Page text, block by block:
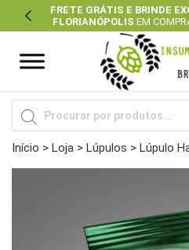
FRETE GRÁTIS E BRINDE
FLORIANÓPOLIS EM
Previous
Pesquisar
produtos
Início > Loja > Lúpulos > Lúpulo